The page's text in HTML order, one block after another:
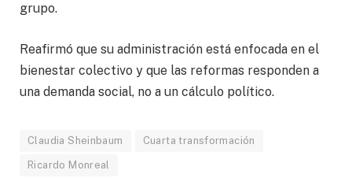
grupo.
Reafirmó que su administración está enfocada en el
bienestar colectivo y que las reformas responden a
una demanda social, no a un cálculo político.
Claudia Sheinbaum Cuarta transformación
Ricardo Monreal